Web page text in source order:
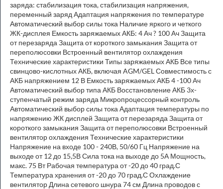
заряда: стабилизация тока, стабилизация напряжения,
переменный заряд Адаптация напряжения по температуре
Автоматический выбор силы тока Наличие яркого и четкого
ЖК-дисплея Емкость заряжаемых АКБ: 4 Ач ? 100 Ач Защита
от перезаряда Защита от короткого замыкания Защита от
переполюсовки Встроенный вентилятор охлаждения
Технические характеристики Типы заряжаемых АКБ Все типы
свинцово-кислотных АКБ, включая AGM/GEL Совместимость с
АКБ напряжением 12 В Емкость заряжаемых АКБ 4 -100 Ач
Автоматический выбор типа АКБ Восстановление АКБ 3х-
ступенчатый режим заряда Микропроцессорный контроль
Автоматический выбор силы тока Адаптация температуры по
напряжению ЖК дисплей Защита от перезаряда Защита от
короткого замыкания Защита от переполюсовки Встроенный
вентилятор охлаждения Технические характеристики
Напряжение на входе 100 - 240В, 50/60 Гц Напряжение на
выходе от 12 до 15,5В Сила тока на выходе до 5А Мощность,
макс. 75 Вт Рабочая температура от -20 до 40 град.С
Температура хранения от -20 до 70 град.С Охлаждение
вентилятор Длина сетевого шнура 74 см Длина проводов с